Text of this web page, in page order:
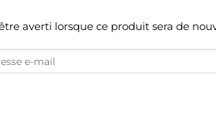
averti lorsque ce produit sera de